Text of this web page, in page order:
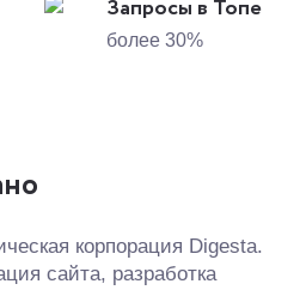
Запросы в Топе
более 30%
корпорация Digesta.
сайта, разработка